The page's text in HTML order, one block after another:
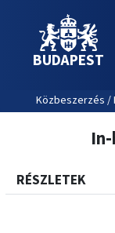
BUDAPEST
Közbeszerzés /
RÉSZLETEK